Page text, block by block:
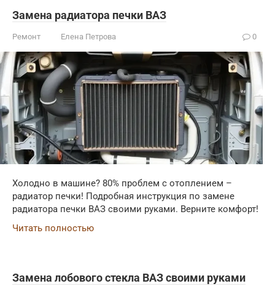
Замена радиатора печки ВАЗ
Ремонт Елена Петрова 0
Холодно в машине? 80% проблем с отоплением –
радиатор печки! Подробная инструкция по замене
радиатора печки ВАЗ своими руками. Верните комфорт!
Читать полностью
Замена лобового стекла ВАЗ своими руками